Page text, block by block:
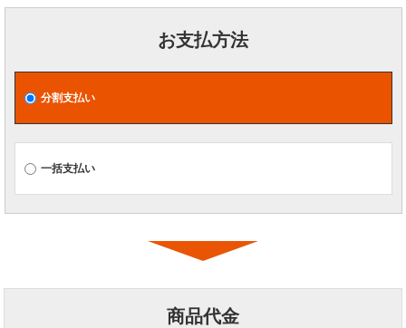
お支払方法
分割支払い
一括支払い
商品代金